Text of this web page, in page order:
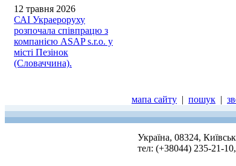
12 травня 2026
САІ Украероруху
розпочала співпрацю з
компанією ASAP s.r.o. у
місті Пезінок
(Словаччина).
мапа сайту | пошук |
Україна, 08324,
тел: (+38044) 235-21-